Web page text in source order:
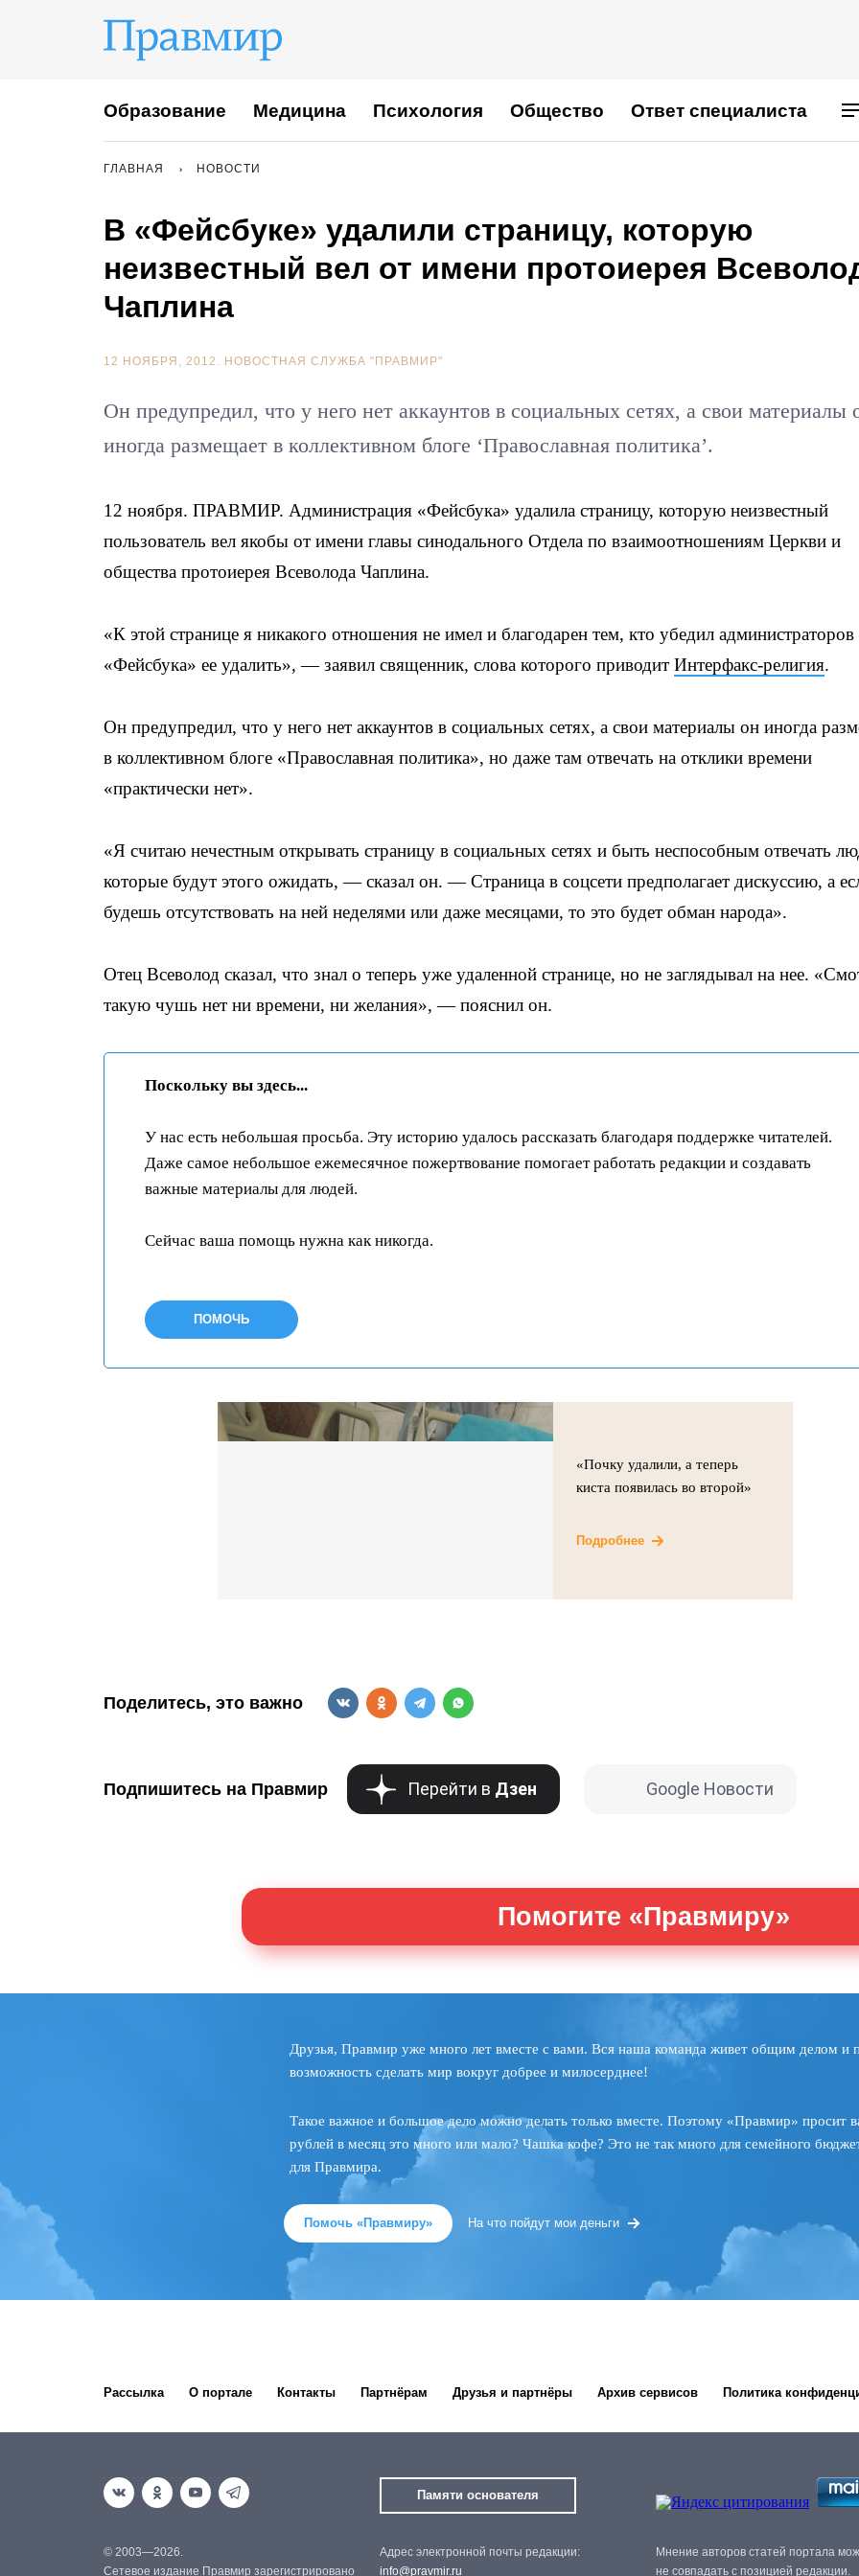
Образование Медицина Психология Общество Ответ специалиста
ГЛАВНАЯ НОВОСТИ
В «Фейсбуке» удалили страницу, которую
неизвестный вел от имени протоиерея
Чаплина
12 НОЯБРЯ, 2012. НОВОСТНАЯ СЛУЖБА "ПРАВМИР"
Он предупредил, что у него нет аккаунтов в социальных сетях, а свои материалы
иногда размещает в коллективном блоге ‘Православная политика’.
12 ноября. ПРАВМИР. Администрация «Фейсбука» удалила страницу, которую неизвестный
пользователь вел якобы от имени главы синодального Отдела по взаимоотношениям Церкви и
общества протоиерея Всеволода Чаплина.
«К этой странице я никакого отношения не имел и благодарен тем, кто убедил администраторов
«Фейсбука» ее удалить», — заявил священник, слова которого приводит Интерфакс-религия.
Он предупредил, что у него нет аккаунтов в социальных сетях, а свои материалы он иногда
в коллективном блоге «Православная политика», но даже там отвечать на отклики времени
«практически нет».
«Я считаю нечестным открывать страницу в социальных сетях и быть неспособным отвечать
которые будут этого ожидать, — сказал он. — Страница в соцсети предполагает дискуссию, а
будешь отсутствовать на ней неделями или даже месяцами, то это будет обман народа».
Отец Всеволод сказал, что знал о теперь уже удаленной странице, но не заглядывал на нее.
такую чушь нет ни времени, ни желания», — пояснил он.
Поскольку вы здесь...
У нас есть небольшая просьба. Эту историю удалось рассказать благодаря поддержке читателей.
Даже самое небольшое ежемесячное пожертвование помогает работать редакции и создавать
важные материалы для людей.
Сейчас ваша помощь нужна как никогда.
ПОМОЧЬ
«Почку удалили, а теперь
киста появилась во второй»
Подробнее
Поделитесь, это важно
Подпишитесь на Правмир Перейти в Дзен Google Новости
Помогите «Правмиру»
Друзья, Правмир уже много лет вместе с вами. Вся наша команда живет общим делом и
возможность сделать мир вокруг добрее и милосерднее!
Такое важное и большое дело можно делать только вместе. Поэтому «Правмир» просит
рублей в месяц это много или мало? Чашка кофе? Это не так много для семейного
для Правмира.
Помочь «Правмиру» На что пойдут мои деньги
Рассылка О портале Контакты Партнёрам Друзья и партнёры Архив сервисов Политика
Памяти основателя
© 2003—2026.
Сетевое издание Правмир зарегистрировано
Адрес электронной почты редакции:
info@pravmir.ru
Мнение авторов статей портала
не совпадать с позицией редакции.